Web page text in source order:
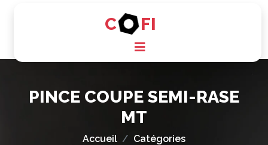
C FI
PINCE COUPE SEMI-RASE
MT
Accueil
Catégories